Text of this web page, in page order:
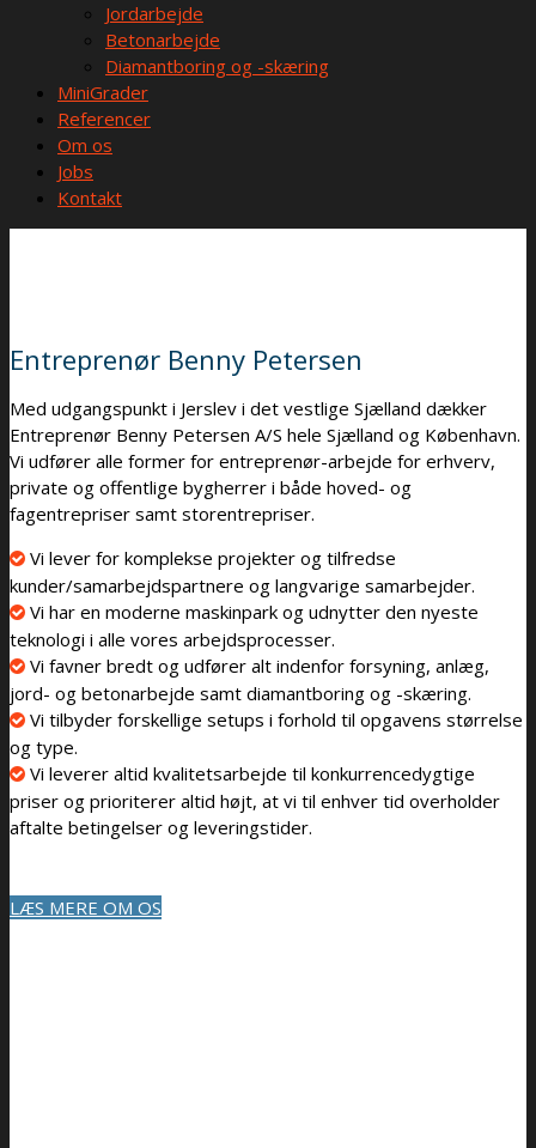
Jordarbejde
Betonarbejde
Diamantboring og -skæring
MiniGrader
Referencer
Om os
Jobs
Kontakt
Entreprenør Benny Petersen
Med udgangspunkt i Jerslev i det vestlige Sjælland dækker
Entreprenør Benny Petersen A/S hele Sjælland og København.
Vi udfører alle former for entreprenør-arbejde for erhverv,
private og offentlige bygherrer i både hoved- og
fagentrepriser samt storentrepriser.
Vi lever for komplekse projekter og tilfredse
kunder/samarbejdspartnere og langvarige samarbejder.
Vi har en moderne maskinpark og udnytter den nyeste
teknologi i alle vores arbejdsprocesser.
Vi favner bredt og udfører alt indenfor forsyning, anlæg,
jord- og betonarbejde samt diamantboring og -skæring.
Vi tilbyder forskellige setups i forhold til opgavens størrelse
og type.
Vi leverer altid kvalitetsarbejde til konkurrencedygtige
priser og prioriterer altid højt, at vi til enhver tid overholder
aftalte betingelser og leveringstider.
LÆS MERE OM OS